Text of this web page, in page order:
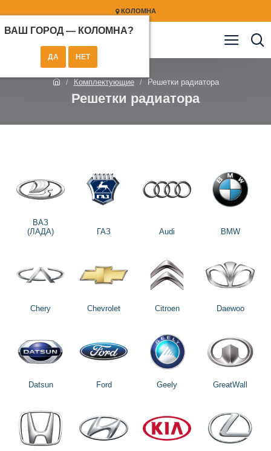
КОЛОМНА
ВАШ ГОРОД — КОЛОМНА?
Комплектующие Решетки радиатора
Решетки радиатора
ВАЗ
(ЛАДА)
ГАЗ Audi BMW
Chery Chevrolet Citroen Daewoo
Datsun Ford Geely GreatWall